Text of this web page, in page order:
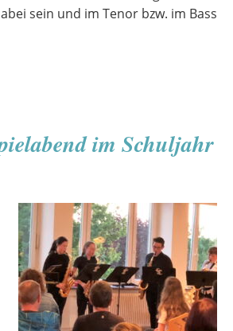
sein und im Tenor bzw. im Bass
im Schuljahr